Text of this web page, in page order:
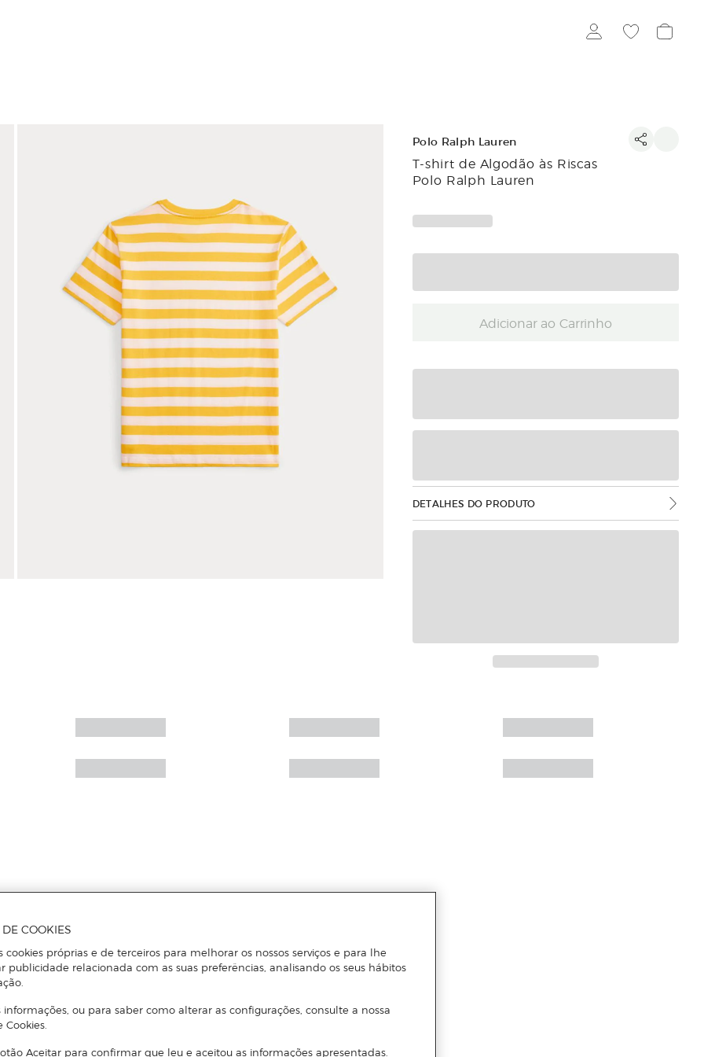
Polo Ralph Lauren
T-shirt de Algodão às Riscas
Polo Ralph Lauren
Adicionar ao Carrinho
DETALHES DO PRODUTO
COOKIES
cookies próprias e de terceiros para melhorar os nossos serviços e para lhe
publicidade relacionada com as suas preferências, analisando os seus hábitos
informações, ou para saber como alterar as configurações, consulte a nossa
Aceitar para confirmar que leu e aceitou as informações apresentadas.